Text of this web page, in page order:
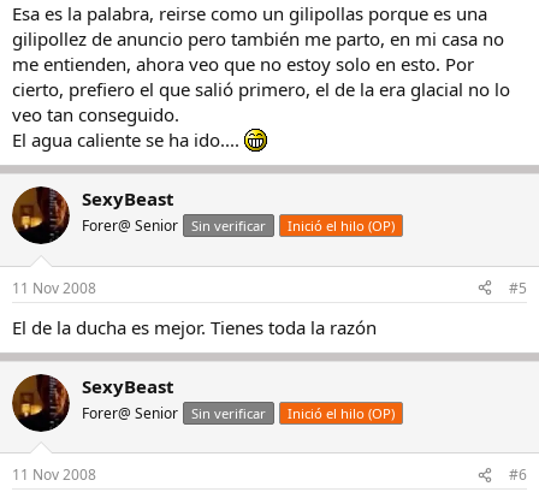
Esa es la palabra, reirse como un gilipollas porque es una
gilipollez de anuncio pero también me parto, en mi casa no
me entienden, ahora veo que no estoy solo en esto. Por
cierto, prefiero el que salió primero, el de la era glacial no lo
veo tan conseguido.
El agua caliente se ha ido....
SexyBeast
Forer@ Senior Sin verificar Inició el hilo (OP)
11 Nov 2008 #5
El de la ducha es mejor. Tienes toda la razón
SexyBeast
Forer@ Senior Sin verificar Inició el hilo (OP)
11 Nov 2008 #6